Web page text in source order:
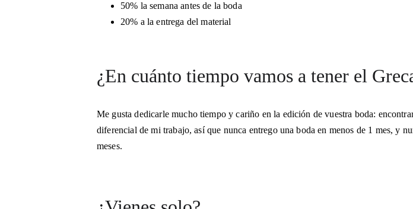
50% la semana antes de la boda
20% a la entrega del material
¿En cuánto tiempo vamos a tener el
Me gusta dedicarle mucho tiempo y cariño en la edición de vuestra boda:
diferencial de mi trabajo, así que nunca entrego una boda en menos de 1 mes, y
meses.